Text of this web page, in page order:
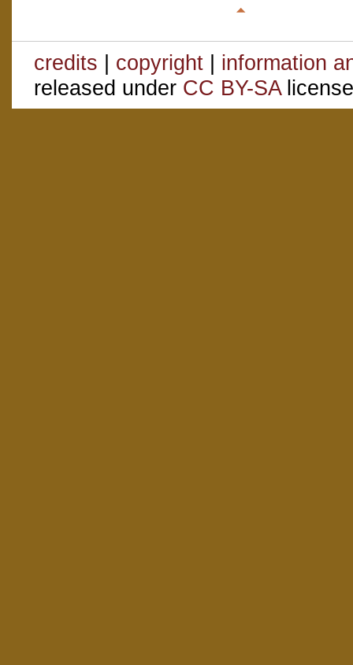
credits | copyright | information
released under CC BY-SA